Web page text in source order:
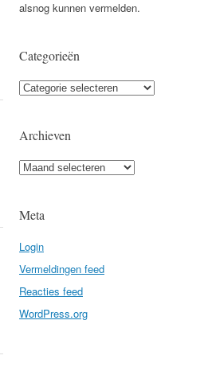
alsnog kunnen vermelden.
Categorieën
Categorieën
Archieven
Archieven
Meta
Login
Vermeldingen feed
Reacties feed
WordPress.org